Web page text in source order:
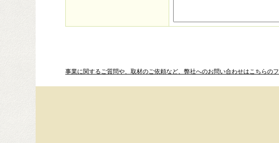
事業に関するご質問や、取材のご依頼など、弊社へのお問い合わせはこちらの